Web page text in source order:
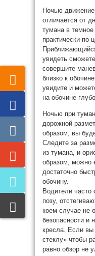
Ночью
отличается от
тумана в
практически по
увидеть
совершите
близко к
увидите и
на обочине
Ночью при
дорожной
образом, вы
Следите за
из тумана, и
образом, можно
достаточно
обочину.
Водители
позу,
коем случае не
безопасности и
кресла. Если вы
стеклу» чтобы
равно обзор не